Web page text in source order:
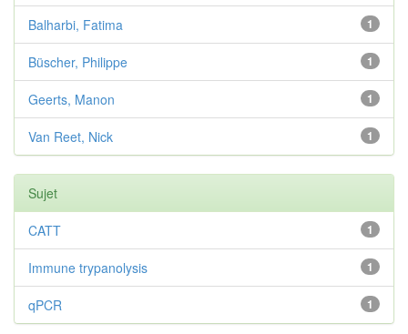
1
Balharbi, Fatima
1
Büscher, Philippe
1
Geerts, Manon
1
Van Reet, Nick
Sujet
1
CATT
1
Immune trypanolysis
1
qPCR